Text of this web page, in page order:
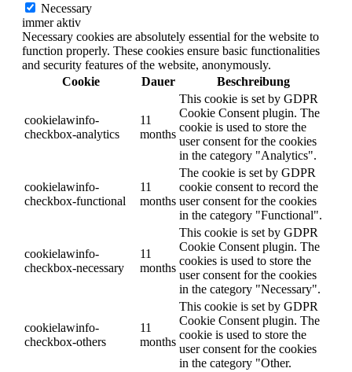
Necessary
immer aktiv
Necessary cookies are absolutely essential for the website to
function properly. These cookies ensure basic functionalities
and security features of the website, anonymously.
Cookie
Dauer Beschreibung
cookielawinfo-
checkbox-analytics
11
months
This cookie is set by GDPR
Cookie Consent plugin. The
cookie is used to store the
user consent for the cookies
in the category "Analytics".
cookielawinfo-
checkbox-functional
11
months
The cookie is set by GDPR
cookie consent to record the
user consent for the cookies
in the category "Functional".
cookielawinfo-
checkbox-necessary
11
months
This cookie is set by GDPR
Cookie Consent plugin. The
cookies is used to store the
user consent for the cookies
in the category "Necessary".
cookielawinfo-
checkbox-others
11
months
This cookie is set by GDPR
Cookie Consent plugin. The
cookie is used to store the
user consent for the cookies
in the category "Other.